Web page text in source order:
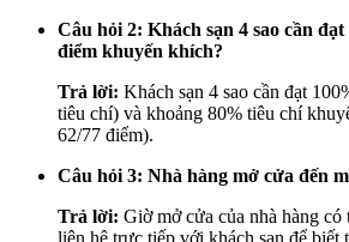
Câu hỏi 2: Khách sạn 4 sao cần
điểm khuyến khích?
Trả lời: Khách sạn 4 sao cần đạt
tiêu chí) và khoảng 80% tiêu chí
62/77 điểm).
Câu hỏi 3: Nhà hàng mở cửa đến
Trả lời: Giờ mở cửa của nhà hàng
liên hệ trực tiếp với khách sạn để biết